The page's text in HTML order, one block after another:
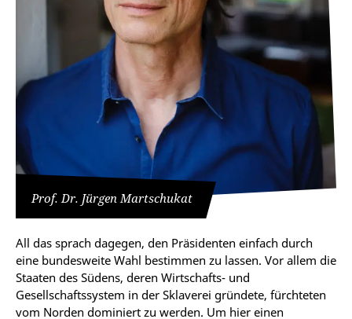
Prof. Dr. Jürgen Martschukat
All das sprach dagegen, den Präsidenten einfach durch
eine bundesweite Wahl bestimmen zu lassen. Vor allem die
Staaten des Südens, deren Wirtschafts- und
Gesellschaftssystem in der Sklaverei gründete, fürchteten
vom Norden dominiert zu werden. Um hier einen